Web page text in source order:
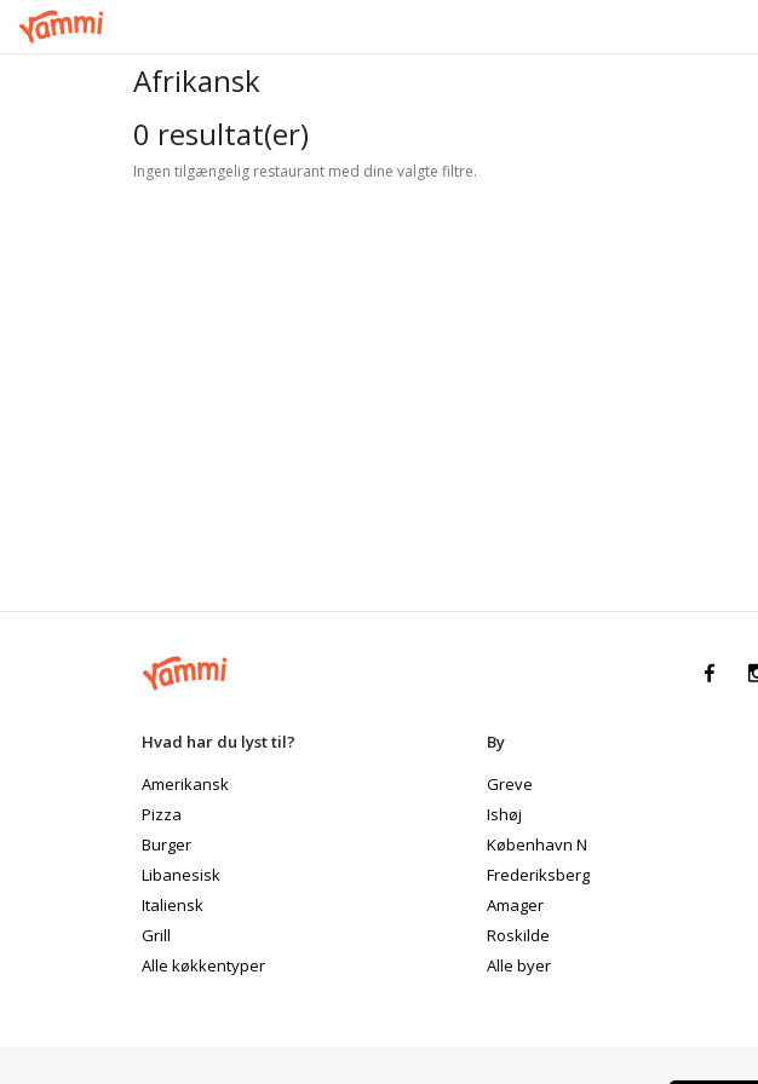
Afrikansk
0 resultat(er)
Ingen tilgængelig restaurant med dine valgte filtre.
Hvad har du lyst til?
Amerikansk
Pizza
Burger
Libanesisk
Italiensk
Grill
Alle køkkentyper
By
Greve
Ishøj
København N
Frederiksberg
Amager
Roskilde
Alle byer